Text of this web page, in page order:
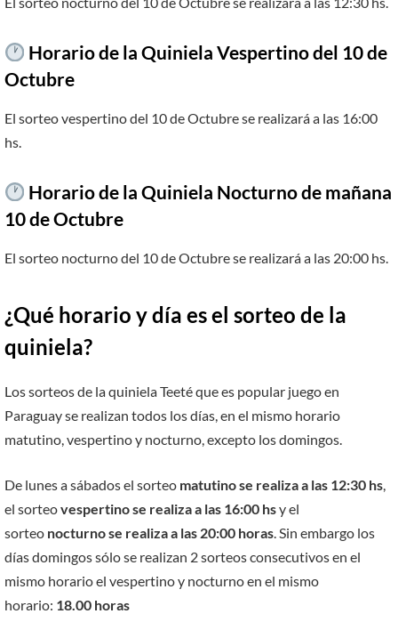
Horario de la Quiniela Vespertino del 10 de
Octubre
El sorteo vespertino del 10 de Octubre se realizará a las 16:00
hs.
Horario de la Quiniela Nocturno de mañana
10 de Octubre
El sorteo nocturno del 10 de Octubre se realizará a las 20:00 hs.
¿Qué horario y día es el sorteo de la
quiniela?
Los sorteos de la quiniela Teeté que es popular juego en
Paraguay se realizan todos los días, en el mismo horario
matutino, vespertino y nocturno, excepto los domingos.
De lunes a sábados el sorteo matutino se realiza a las 12:30 hs,
el sorteovespertino se realiza a las 16:00 hsy el
sorteo nocturno se realiza a las 20:00 horas. Sin embargo los
días domingos sólo se realizan 2 sorteos consecutivos en el
mismo horario el vespertino y nocturno en el mismo
horario: 18.00 horas